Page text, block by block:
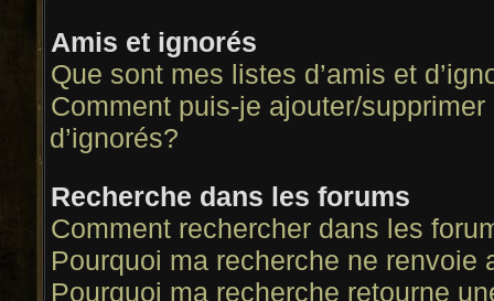
Amis et ignorés
Que sont mes listes d’amis et
Comment puis-je ajouter/
d’ignorés?
Recherche dans les forums
Comment rechercher dans les
Pourquoi ma recherche ne renvoie
Pourquoi ma recherche retourne